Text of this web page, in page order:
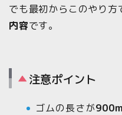
でも最初からこのやり方
内容です。
注意ポイント
ゴムの長さが